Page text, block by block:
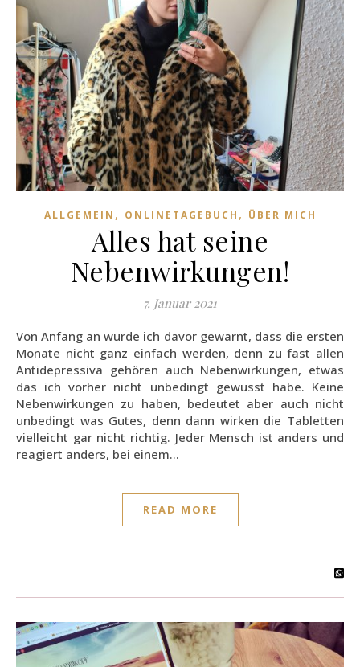
ALLGEMEIN , ONLINETAGEBUCH , ÜBER MICH
Alles hat seine
Nebenwirkungen!
7. Januar 2021
Von Anfang an wurde ich davor gewarnt, dass die ersten
Monate nicht ganz einfach werden, denn zu fast allen
Antidepressiva gehören auch Nebenwirkungen, etwas
das ich vorher nicht unbedingt gewusst habe. Keine
Nebenwirkungen zu haben, bedeutet aber auch nicht
unbedingt was Gutes, denn dann wirken die Tabletten
vielleicht gar nicht richtig. Jeder Mensch ist anders und
reagiert anders, bei einem…
READ MORE